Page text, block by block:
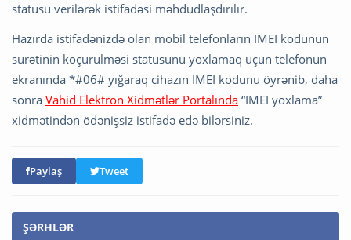
statusu verilərək istifadəsi məhdudlaşdırılır.
Hazırda istifadənizdə olan mobil telefonların IMEI kodunun
surətinin köçürülməsi statusunu yoxlamaq üçün telefonun
ekranında *#06# yığaraq cihazın IMEI kodunu öyrənib, daha
sonra Vahid Elektron Xidmətlər Portalında “IMEI yoxlama”
xidmətindən ödənişsiz istifadə edə bilərsiniz.
Paylaş Tweet
ŞƏRHLƏR